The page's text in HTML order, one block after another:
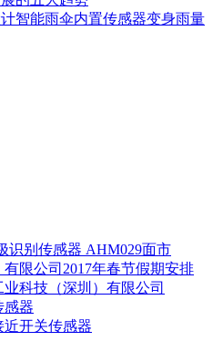
智能雨伞内置传感器变身雨量
识别传感器 AHM029面市
限公司2017年春节假期安排
科技（深圳）有限公司
感器
近开关传感器